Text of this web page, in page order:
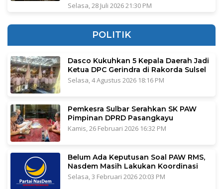
Selasa, 28 Juli 2026 21:30 PM
POLITIK
Dasco Kukuhkan 5 Kepala Daerah Jadi
Ketua DPC Gerindra di Rakorda Sulsel
Selasa, 4 Agustus 2026 18:16 PM
Pemkesra Sulbar Serahkan SK PAW
Pimpinan DPRD Pasangkayu
Kamis, 26 Februari 2026 16:32 PM
Belum Ada Keputusan Soal PAW RMS,
Nasdem Masih Lakukan Koordinasi
Selasa, 3 Februari 2026 20:03 PM